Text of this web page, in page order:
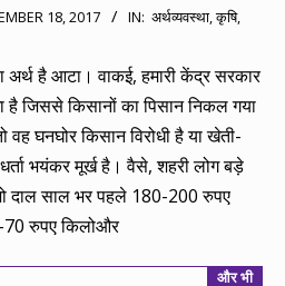
18, 2017 IN: अर्थव्यवस्था,कृषि,
अर्थ है आटा। वाकई, हमारी केंद्र सरकार
है जिससे किसानों का पिसान निकल गया
घनघोर किसान विरोधी है या खेती-
भयंकर मूर्ख है। वैसे, शहरी लोग बड़े
दाल साल भर पहले 180-200 रुपए
70 रुपए किलोऔर
और भी